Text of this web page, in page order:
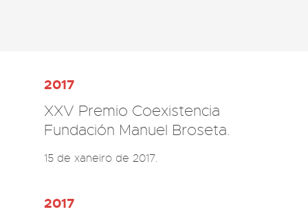
2017
XXV Premio Coexistencia
Fundación Manuel Broseta.
15 de xaneiro de 2017.
2017